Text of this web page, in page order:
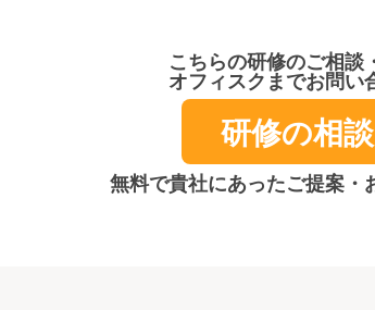
こちらの研修のご相談
オフィスクまでお問い
研修の相
無料で貴社にあったご提案・